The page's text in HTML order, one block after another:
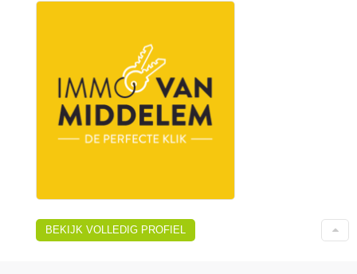
BEKIJK VOLLEDIG PROFIEL